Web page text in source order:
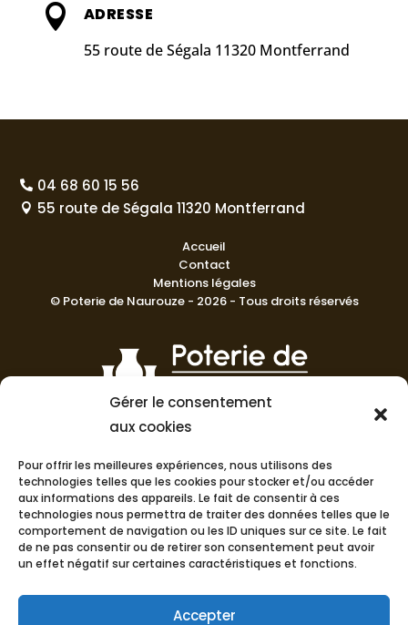
Gérer le consentement
aux cookies
Pour offrir les meilleures expériences, nous utilisons des
technologies telles que les cookies pour stocker et/ou accéder
aux informations des appareils. Le fait de consentir à ces
technologies nous permettra de traiter des données telles que le
comportement de navigation ou les ID uniques sur ce site. Le fait
de ne pas consentir ou de retirer son consentement peut avoir
un effet négatif sur certaines caractéristiques et fonctions.
Accepter
 ADRESSE
55 route de Ségala 11320 Montferrand
 04 68 60 15 56
 55 route de Ségala 11320 Montferrand
Accueil
Contact
Mentions légales
© Poterie de Naurouze - 2026 - Tous droits réservés
La Poterie de Nauroze prend fièrement soin de maintenir un
fabrication en France.